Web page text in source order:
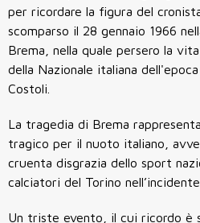
per ricordare la figura del
scomparso il 28 gennaio 1966
Brema, nella quale persero la
della Nazionale italiana
Costoli.
La tragedia di Brema
tragico per il nuoto italiano,
cruenta disgrazia dello sport
calciatori del Torino
Un triste evento, il cui ricordo è